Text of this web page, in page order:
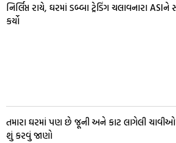
નિર્લિપ્ત રાયે, ઘરમાં ડબ્બા ટ્રેડિંગ ચલાવનારા
કર્યો
તમારા ઘરમાં પણ છે જૂની અને કાટ લાગેલી
શું કરવું જાણો